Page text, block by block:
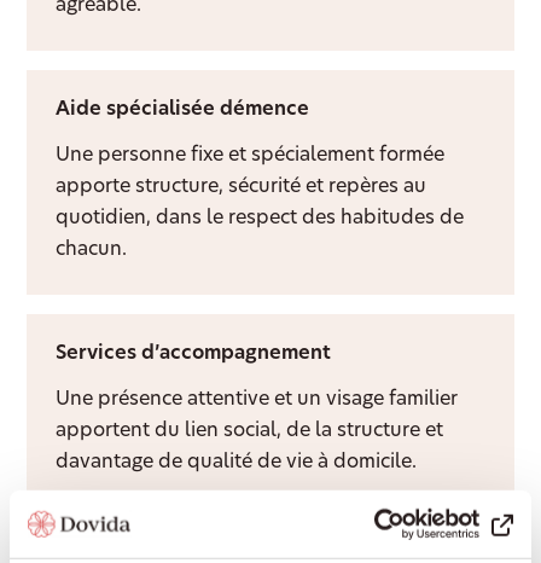
agréable.
Aide spécialisée démence
Une personne fixe et spécialement formée
apporte structure, sécurité et repères au
quotidien, dans le respect des habitudes de
chacun.
Services d’accompagnement
Une présence attentive et un visage familier
apportent du lien social, de la structure et
davantage de qualité de vie à domicile.